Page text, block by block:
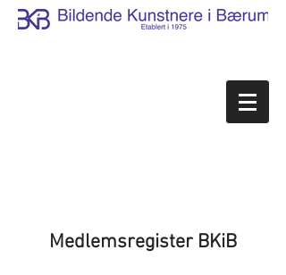
Medlemsregister BKiB